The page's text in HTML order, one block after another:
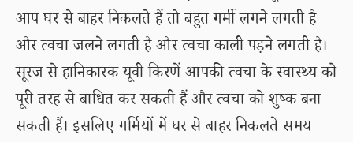
आप घर से बाहर निकलते हैं तो बहुत गर्मी लगने लगती है
और त्वचा जलने लगती है और त्वचा काली पड़ने लगती है।
सूरज से हानिकारक यूवी किरणें आपकी त्वचा के स्वास्थ्य को
पूरी तरह से बाधित कर सकती हैं और त्वचा को शुष्क बना
सकती हैं। इसलिए गर्मियों में घर से बाहर निकलते समय